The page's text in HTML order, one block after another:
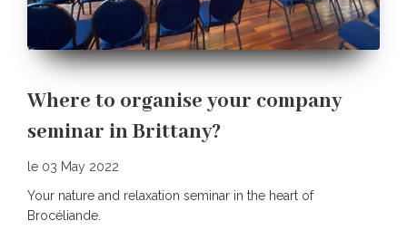
Where to organise your company
seminar in Brittany?
le 03 May 2022
Your nature and relaxation seminar in the heart of
Brocéliande.